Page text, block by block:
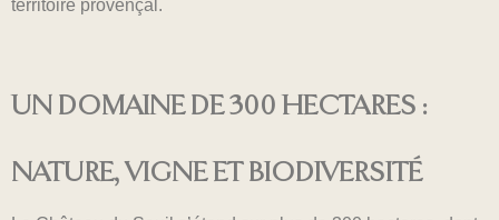
territoire provençal.
UN DOMAINE DE 300 HECTARES :
NATURE, VIGNE ET BIODIVERSITÉ